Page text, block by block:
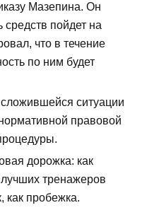
Мазепина. Он
средств пойдет на
что в течение
по ним будет
ситуации
правовой
дорожка: как
тренажеров
как пробежка.